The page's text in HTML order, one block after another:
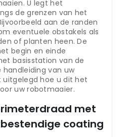
U legt het
de grenzen van het
aan de randen
eventuele obstakels als
of planten heen. De
begin en einde
basisstation van de
van uw
hoe u dit het
uw robotmaaier.
met
coating